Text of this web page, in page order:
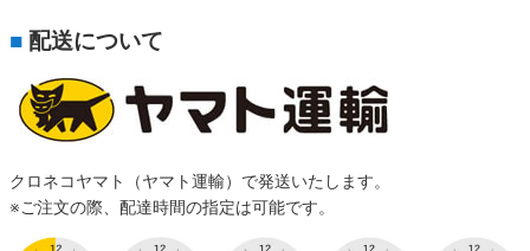
■ 配送について
クロネコヤマト（ヤマト運輸）で発送いたします。
※ご注文の際、配達時間の指定は可能です。